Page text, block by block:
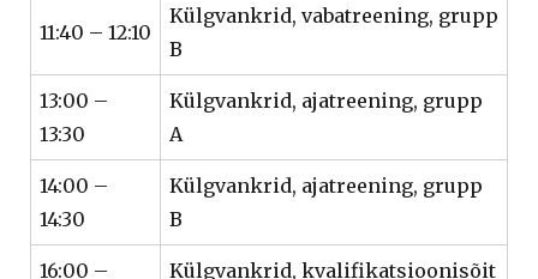
11:40 – 12:10
Külgvankrid, vabatreening, grupp
B
13:00 –
13:30
Külgvankrid, ajatreening, grupp
A
14:00 –
14:30
Külgvankrid, ajatreening, grupp
B
16:00 – Külgvankrid, kvalifikatsioonisõit